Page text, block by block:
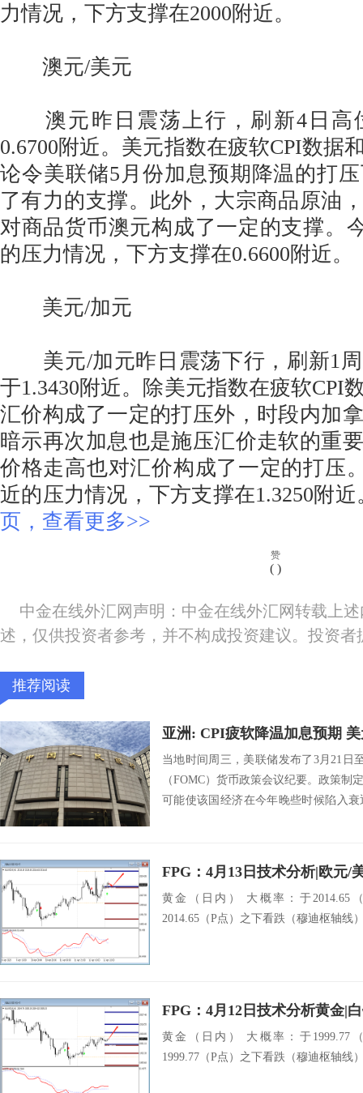
力情况，下方支撑在2000附近。
澳元/美元
澳元昨日震荡上行，刷新4日高
0.6700附近。美元指数在疲软CPI数据
论令美联储5月份加息预期降温的打
了有力的支撑。此外，大宗商品原油
对商品货币澳元构成了一定的支撑。
的压力情况，下方支撑在0.6600附近。
美元/加元
美元/加元昨日震荡下行，刷新1周
于1.3430附近。除美元指数在疲软CPI
汇价构成了一定的打压外，时段内加
暗示再次加息也是施压汇价走软的重
价格走高也对汇价构成了一定的打压
近的压力情况，下方支撑在1.3250附
页，查看更多>>
赞
( )
中金在线外汇网声明：中金在线外汇网转载上
述，仅供投资者参考，并不构成投资建议。投资
推荐阅读
亚洲: CPI疲软降温加息预期
当地时间周三，美联储发布了3月21日
（FOMC）货币政策会议纪要。政策制
可能使该国经济在今年晚些时候陷入
黄金（日内） 大概率：于2014.65
2014.65（P点）之下看跌（穆迪枢轴线
FPG：4月12日技术分析黄金|
黄金（日内） 大概率：于1999.77
1999.77（P点）之下看跌（穆迪枢轴线